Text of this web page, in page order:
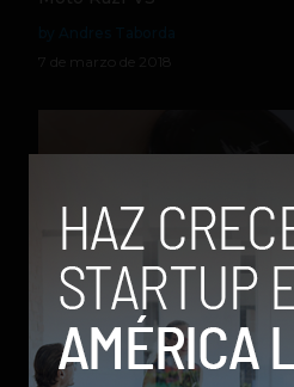
7 de marzo de 2018
Este gadget nos permite